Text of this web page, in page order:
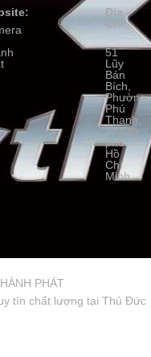
Địa
Chỉ:
51
Lũy
Bán
Bích,
Phường
Phú
Thạnh,
Thành
phố
Hồ
Chí
Minh
PHÁT
tín chất lượng tại Thủ Đức